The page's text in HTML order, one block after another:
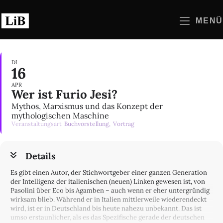
Inhalt
springen
MENÜ
DI
16
APR
Wer ist Furio Jesi?
Mythos, Marxismus und das Konzept der
mythologischen Maschine
Veranstaltungsart Buchvorstellung, Vortrag
Details
Es gibt einen Autor, der Stichwortgeber einer ganzen Generation
der Intelligenz der italienischen (neuen) Linken gewesen ist, von
Pasolini über Eco bis Agamben – auch wenn er eher untergründig
wirksam blieb. Während er in Italien mittlerweile wiederendeckt
wird, ist er in Deutschland bis heute nahezu unbekannt. Das ist
umso erstaunlicher, als es das Spezifische gerade der deutschen